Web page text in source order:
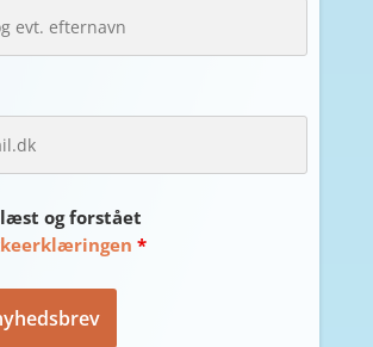
læst og forstået
*